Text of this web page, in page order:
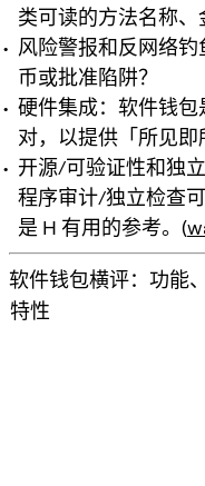
类可读的方法名称、
风险警报和反网络
币或批准陷阱？
硬件集成：软件钱
对，以提供「所见即
开源/可验证性和独
程序审计/独立检查
是 H 有用的参考。(
软件钱包横评：功能
特性